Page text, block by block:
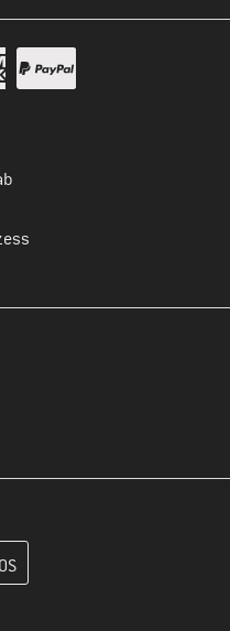
erstelle im nächsten